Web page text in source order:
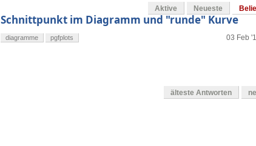
Aktive Neueste
Schnittpunkt im Diagramm und "runde" Kurve
03 Feb
diagramme pgfplots
älteste Antworten